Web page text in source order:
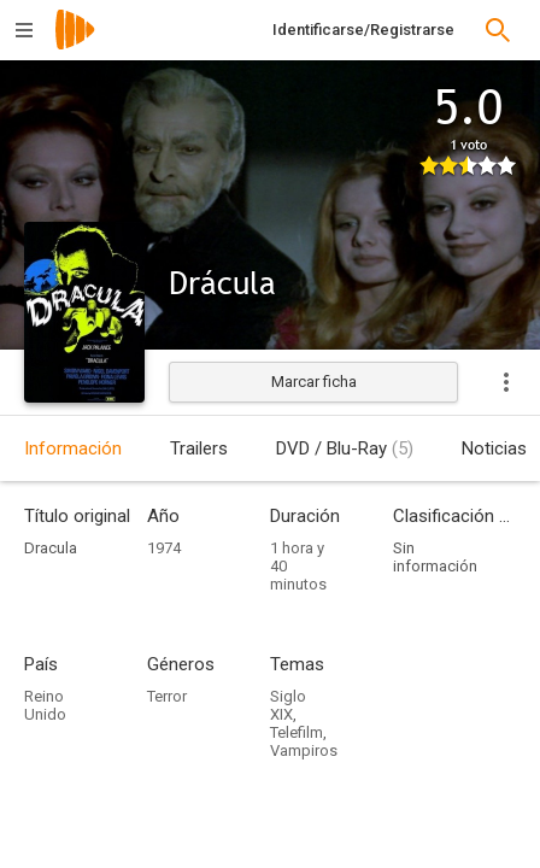
Identificarse/Registrarse
5.0
1 voto
Drácula
Estrenada
Marcar ficha
Información Trailers DVD / Blu-Ray (5) Noticias
Título original
Dracula
Año
1974
Duración
1 hora y
40
minutos
Clasificación por edades
Sin
información
País
Reino
Unido
Géneros
Terror
Temas
Siglo
XIX,
Telefilm,
Vampiros